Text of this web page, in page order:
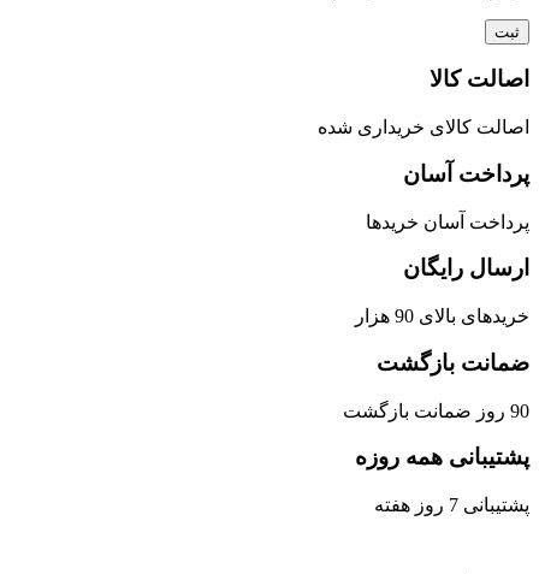
اصالت کالا
اصالت کالای خریداری شده
پرداخت آسان
پرداخت آسان خریدها
ارسال رایگان
خریدهای بالای 90 هزار
ضمانت بازگشت
90 روز ضمانت بازگشت
پشتیبانی همه روزه
پشتیبانی 7 روز هفته